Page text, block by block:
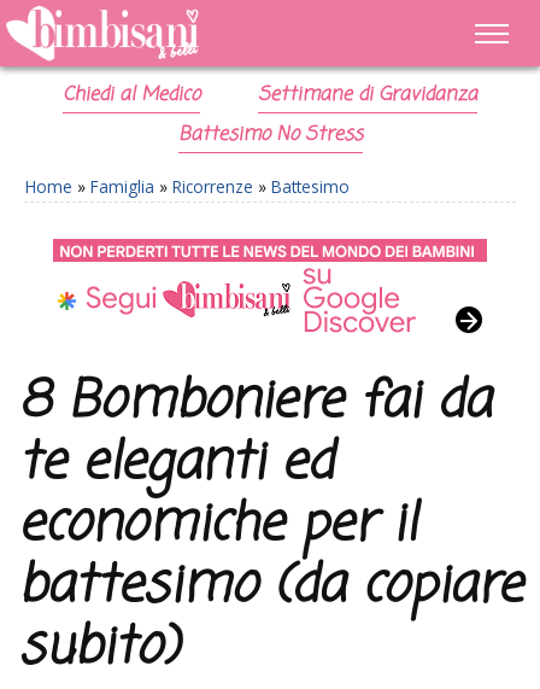
Chiedi al Medico
Settimane di Gravidanza
Battesimo No Stress
Home » Famiglia » Ricorrenze » Battesimo
8 Bomboniere fai da
te eleganti ed
economiche per il
battesimo (da copiare
subito)